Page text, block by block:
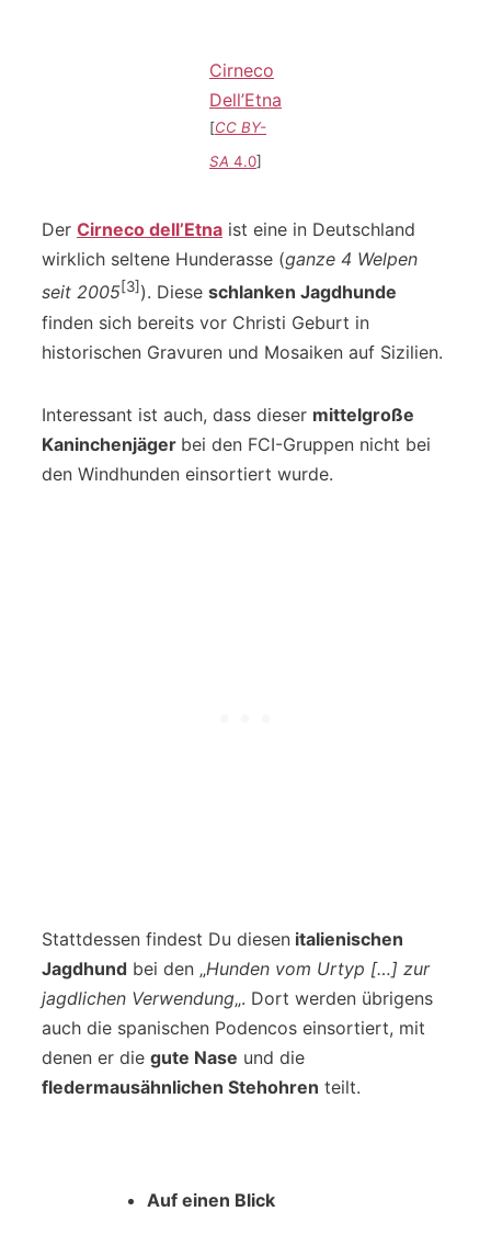
Cirneco
Dell’Etna
[CC BY-
SA 4.0]
Der Cirneco dell’Etna ist eine in Deutschland
wirklich seltene Hunderasse (ganze 4 Welpen
seit 2005[3] ). Diese schlanken Jagdhunde
finden sich bereits vor Christi Geburt in
historischen Gravuren und Mosaiken auf Sizilien.
Interessant ist auch, dass dieser mittelgroße
Kaninchenjäger bei den FCI-Gruppen nicht bei
den Windhunden einsortiert wurde.
Stattdessen findest Du diesen italienischen
Jagdhund bei den „Hunden vom Urtyp […] zur
jagdlichen Verwendung„. Dort werden übrigens
auch die spanischen Podencos einsortiert, mit
denen er die gute Nase und die
fledermausähnlichen Stehohren teilt.
Auf einen Blick